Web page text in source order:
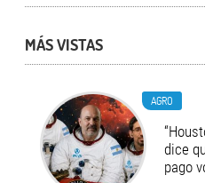
MÁS VISTAS
AGRO
dice
pago